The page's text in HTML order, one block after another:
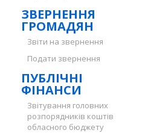
ЗВЕРНЕННЯ
ГРОМАДЯН
Звіти на звернення
Подати звернення
ПУБЛІЧНІ
ФІНАНСИ
Звітування головних
розпорядників коштів
обласного бюджету